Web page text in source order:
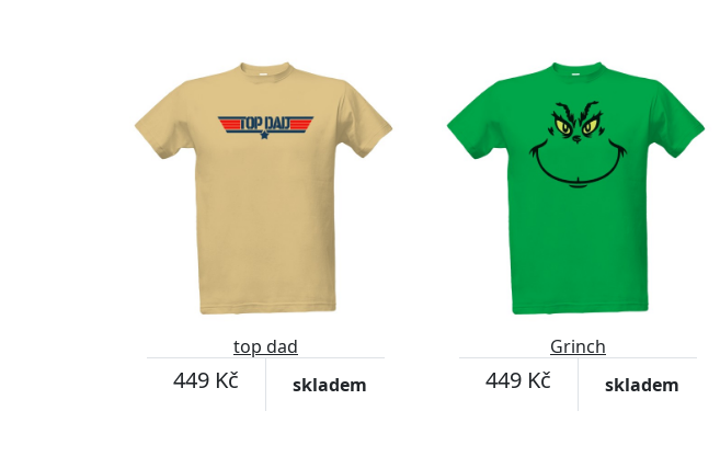
top dad
449 Kč skladem
Grinch
449 Kč skladem